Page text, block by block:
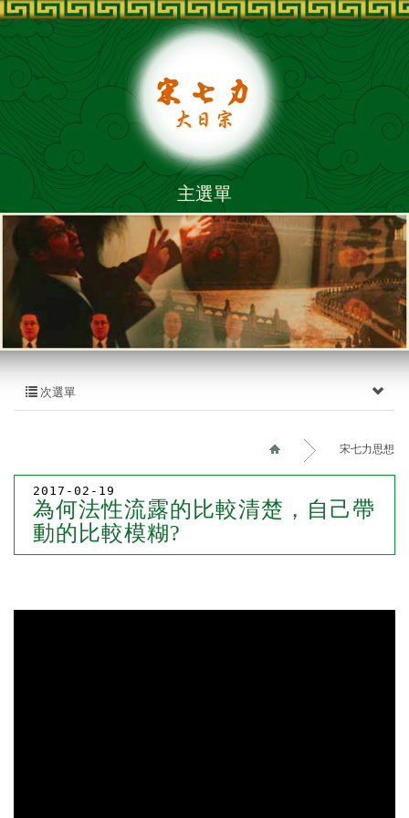
主選單
次選單
宋七力思想
2017-02-19
為何法性流露的比較清楚，自己帶
動的比較模糊?